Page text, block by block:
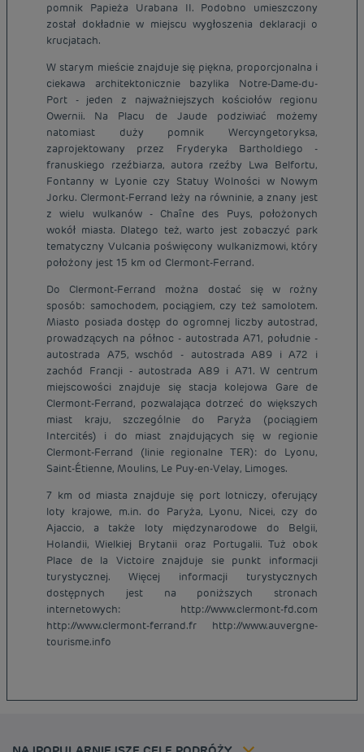
pomnik Papieża Urabana II. Podobno umieszczony
został dokładnie w miejscu wygłoszenia deklaracji o
krucjatach.
W starym mieście znajduje się piękna, proporcjonalna i
ciekawa architektonicznie bazylika Notre-Dame-du-
Port - jeden z najważniejszych kościołów regionu
Owernii. Na Placu de Jaude podziwiać możemy
natomiast duży pomnik Wercyngetoryksa,
zaprojektowany przez Fryderyka Bartholdiego -
franuskiego rzeźbiarza, autora rzeźby Lwa Belfortu,
Fontanny w Lyonie czy Statuy Wolności w Nowym
Jorku. Clermont-Ferrand leży na równinie, a znany jest
z wielu wulkanów - Chaîne des Puys, położonych
wokół miasta. Dlatego też, warto jest zobaczyć park
tematyczny Vulcania poświęcony wulkanizmowi, który
położony jest 15 km od Clermont-Ferrand.
Do Clermont-Ferrand można dostać się w rożny
sposób: samochodem, pociągiem, czy też samolotem.
Miasto posiada dostęp do ogromnej liczby autostrad,
prowadzących na północ - autostrada A71, południe -
autostrada A75, wschód - autostrada A89 i A72 i
zachód Francji - autostrada A89 i A71. W centrum
miejscowości znajduje się stacja kolejowa Gare de
Clermont-Ferrand, pozwalająca dotrzeć do większych
miast kraju, szczególnie do Paryża (pociągiem
Intercités) i do miast znajdujących się w regionie
Clermont-Ferrand (linie regionalne TER): do Lyonu,
Saint-Étienne, Moulins, Le Puy-en-Velay, Limoges.
7 km od miasta znajduje się port lotniczy, oferujący
loty krajowe, m.in. do Paryża, Lyonu, Nicei, czy do
Ajaccio, a także loty międzynarodowe do Belgii,
Holandii, Wielkiej Brytanii oraz Portugalii. Tuż obok
Place de la Victoire znajduje sie punkt informacji
turystycznej. Więcej informacji turystycznych
dostępnych jest na poniższych stronach
internetowych: http://www.clermont-fd.com
http://www.clermont-ferrand.fr http://www.auvergne-
tourisme.info
Tanie hotele Paryż
Tanie hotele Warszawa
Tanie hotele Wrocław
Tanie hotele Belgia
Stawka członkowska
Informacje prawne